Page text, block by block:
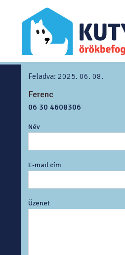
Feladva: 2025. 06. 08.
Ferenc
06 30 4608306
Név
E-mail cím
Üzenet